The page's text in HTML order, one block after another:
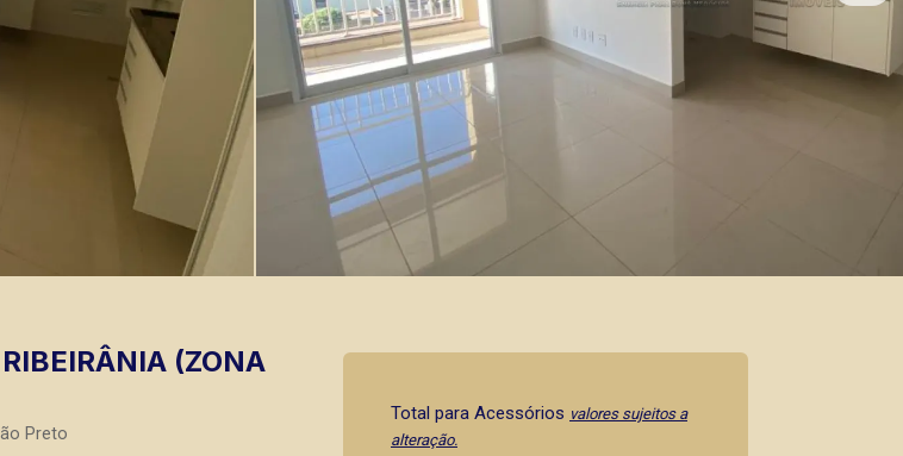
(ZONA
Preto
Total para Acessórios valores sujeitos a
alteração.